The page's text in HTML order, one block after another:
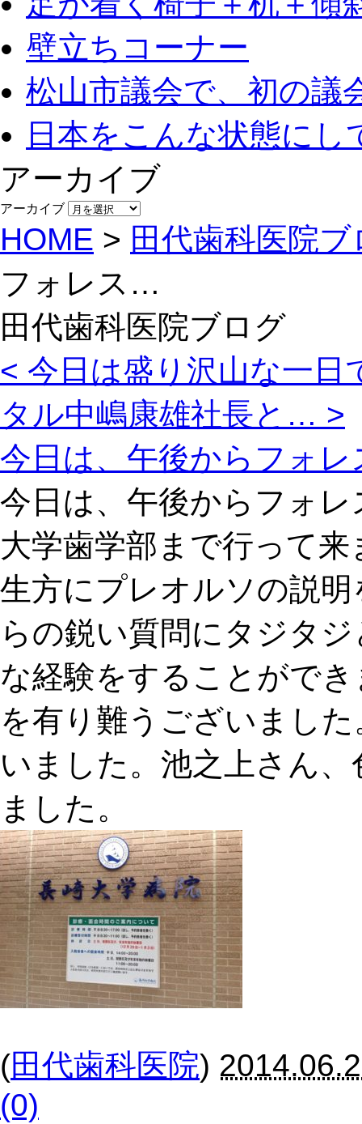
壁立ちコーナー
松山市議会で、初の議
日本をこんな状態に
アーカイブ
アーカイブ
HOME > 田代歯科医院ブ
フォレス…
田代歯科医院ブログ
< 今日は盛り沢山な一
タル中嶋康雄社長と… >
今日は、午後からフォ
今日は、午後からフォ
大学歯学部まで行って
生方にプレオルソの説
らの鋭い質問にタジタ
な経験をすることがで
を有り難うございまし
いました。池之上さん
ました。
(田代歯科医院)
(0)